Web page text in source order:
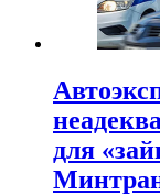
для